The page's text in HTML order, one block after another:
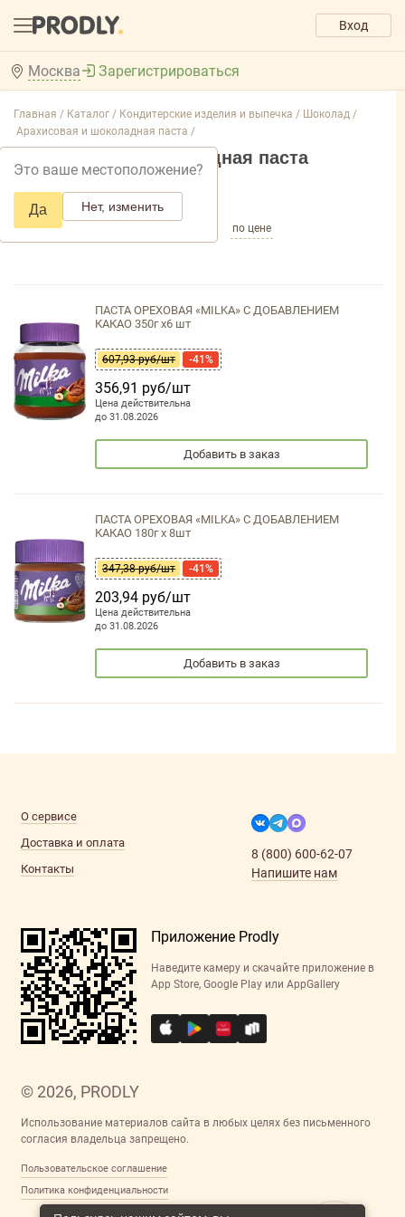
Вход
Москва
Это ваше местоположение?
Да Нет, изменить
Зарегистрироваться
Главная / Каталог / Кондитерские изделия и выпечка / Шоколад /
Арахисовая и шоколадная паста /
Арахисовая и шоколадная паста
Добавить фильтр товаров
по популярности по цене
ПАСТА ОРЕХОВАЯ «MILKA» С ДОБАВЛЕНИЕМ
КАКАО 350г x6 шт
607,93 руб/шт -41%
356,91 руб/шт
Цена действительна
до 31.08.2026
Добавить в заказ
ПАСТА ОРЕХОВАЯ «MILKA» С ДОБАВЛЕНИЕМ
КАКАО 180г х 8шт
347,38 руб/шт -41%
203,94 руб/шт
Цена действительна
до 31.08.2026
Добавить в заказ
© 2026, PRODLY
Использование материалов сайта в любых целях без письменного
согласия владельца запрещено.
Пользовательское соглашение
Политика конфиденциальности
О сервисе
Доставка и оплата
Контакты
8 (800) 600-62-07
Напишите нам
Приложение Prodly
Наведите камеру и скачайте приложение в
App Store, Google Play или AppGallery